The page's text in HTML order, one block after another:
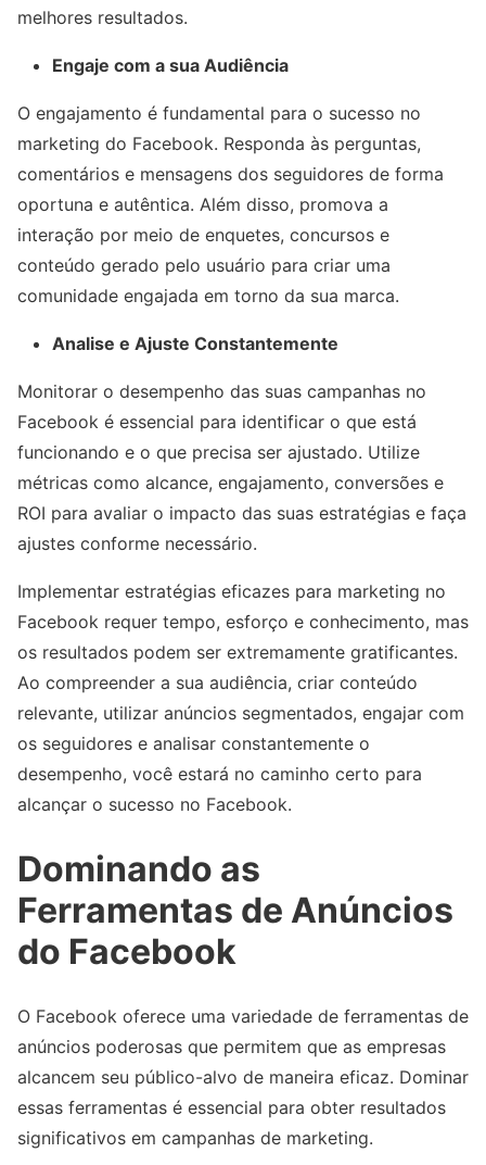
melhores resultados.
Engaje com a sua Audiência
O engajamento é fundamental para o sucesso no
marketing do Facebook. Responda às perguntas,
comentários e mensagens dos seguidores de forma
oportuna e autêntica. Além disso, promova a
interação por meio de enquetes, concursos e
conteúdo gerado pelo usuário para criar uma
comunidade engajada em torno da sua marca.
Analise e Ajuste Constantemente
Monitorar o desempenho das suas campanhas no
Facebook é essencial para identificar o que está
funcionando e o que precisa ser ajustado. Utilize
métricas como alcance, engajamento, conversões e
ROI para avaliar o impacto das suas estratégias e faça
ajustes conforme necessário.
Implementar estratégias eficazes para marketing no
Facebook requer tempo, esforço e conhecimento, mas
os resultados podem ser extremamente gratificantes.
Ao compreender a sua audiência, criar conteúdo
relevante, utilizar anúncios segmentados, engajar com
os seguidores e analisar constantemente o
desempenho, você estará no caminho certo para
alcançar o sucesso no Facebook.
Dominando as
Ferramentas de Anúncios
do Facebook
O Facebook oferece uma variedade de ferramentas de
anúncios poderosas que permitem que as empresas
alcancem seu público-alvo de maneira eficaz. Dominar
essas ferramentas é essencial para obter resultados
significativos em campanhas de marketing.